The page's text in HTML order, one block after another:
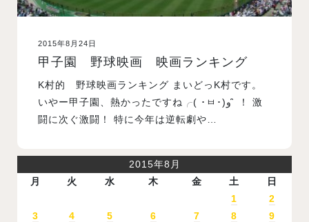
2015年8月24日
甲子園 野球映画 映画ランキング
K村的 野球映画ランキング まいどっK村です。
いやー甲子園、熱かったですね╭( ･ㅂ･)و ̑̑ ！ 激
闘に次ぐ激闘！ 特に今年は逆転劇や…
2015年8月
月
火 水 木 金 土 日
1
2
3
4 5 6 7 8
9